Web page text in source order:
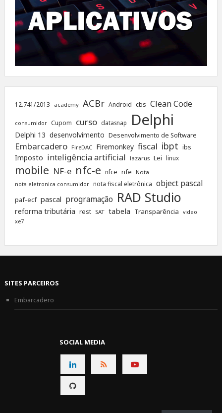
12.741/2013 academy ACBr Android cbs Clean Code
consumidor Cupom curso datasnap Delphi
Delphi 13 desenvolvimento Desenvolvimento de Software
Embarcadero FireDAC Firemonkey fiscal ibpt ibs
Imposto inteligência artificial lazarus Lei linux
mobile NF-e nfc-e nfce nfe Nota
nota eletronica consumidor nota fiscal eletrônica object pascal
paf-ecf pascal programação RAD Studio
reforma tributária rest SAT tabela Transparência video
xe7
SITES PARCEIROS
Embarcadero
SOCIAL MEDIA
CONNECT
ON
CONNECT
ON